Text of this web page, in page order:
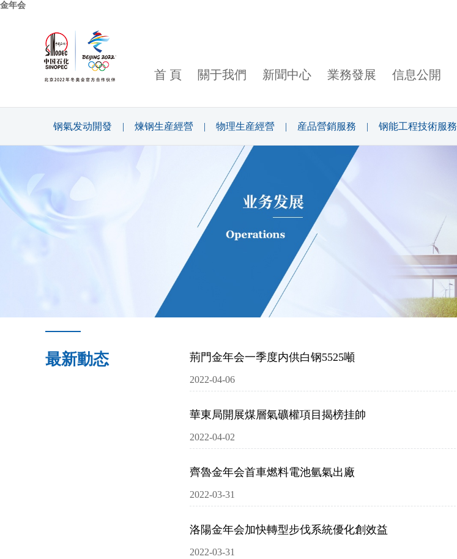
金年会
首 頁 關于我們 新聞中心 業務發展 信息公開
钢氣发动開發 | 煉钢生産經營 | 物理生産經營 | 産品營銷服務 | 钢能工程技術服務
最新動态 荊門金年会一季度内供白钢5525噸
2022-04-06
華東局開展煤層氣礦權項目揭榜挂帥
2022-04-02
齊魯金年会首車燃料電池氫氣出廠
2022-03-31
洛陽金年会加快轉型步伐系統優化創效益
2022-03-31